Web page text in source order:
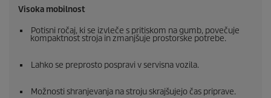
Visoka mobilnost
Potisni ročaj, ki se izvleče s pritiskom na gumb, povečuje
kompaktnost stroja in zmanjšuje prostorske potrebe.
Lahko se preprosto pospravi v servisna vozila.
Možnosti shranjevanja na stroju skrajšujejo čas priprave.